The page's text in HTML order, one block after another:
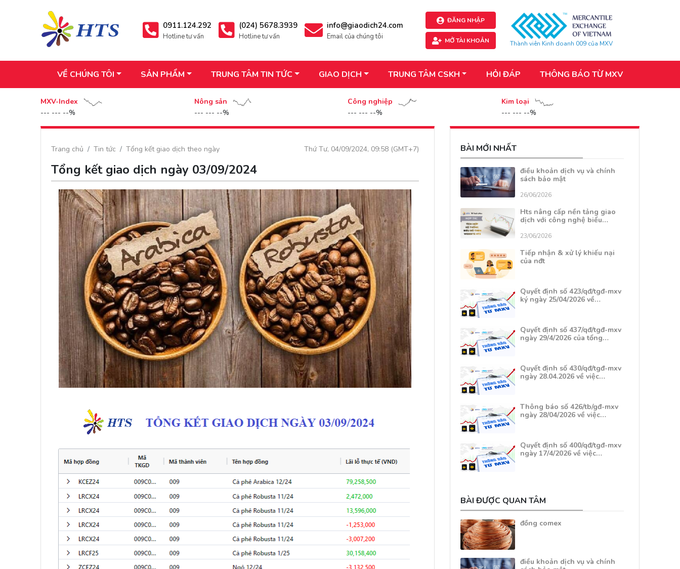
0911.124.292
Hotline tư vấn
(024) 5678.3939
Hotline tư vấn
info@giaodich24.com
Email của chúng tôi
ĐĂNG NHẬP
MỞ TÀI KHOẢN Thành viên Kinh doanh 009 của MXV
VỀ CHÚNG TÔI SẢN PHẨM TRUNG TÂM TIN TỨC GIAO DỊCH TRUNG TÂM CSKH HỎI ĐÁP THÔNG BÁO TỪ MXV
MXV-Index
--- --- --%
Nông sản
--- --- --%
Công nghiệp
--- --- --%
Kim loại
--- --- --%
Thứ Tư, 04/09/2024, 09:58 (GMT+7)
Trang chủ Tin tức Tổng kết giao dịch theo ngày
Tổng kết giao dịch ngày 03/09/2024
BÀI MỚI NHẤT
điều khoản dịch vụ và chính
sách bảo mật
26/06/2026
Hts nâng cấp nền tảng giao
dịch với công nghệ biểu…
23/06/2026
Tiếp nhận & xử lý khiếu nại
của nđt
Quyết định số 423/qđ/tgđ-mxv
ký ngày 25/04/2026 về…
Quyết định số 437/qđ/tgđ-mxv
ngày 29/4/2026 của tổng…
Quyết định số 430/qđ/tgđ-mxv
ngày 28.04.2026 về việc…
Thông báo số 426/tb/gđ-mxv
ngày 28/04/2026 về việc…
Quyết định số 400/qđ/tgđ-mxv
ngày 17/4/2026 về việc…
BÀI ĐƯỢC QUAN TÂM
đồng comex
điều khoản dịch vụ và chính